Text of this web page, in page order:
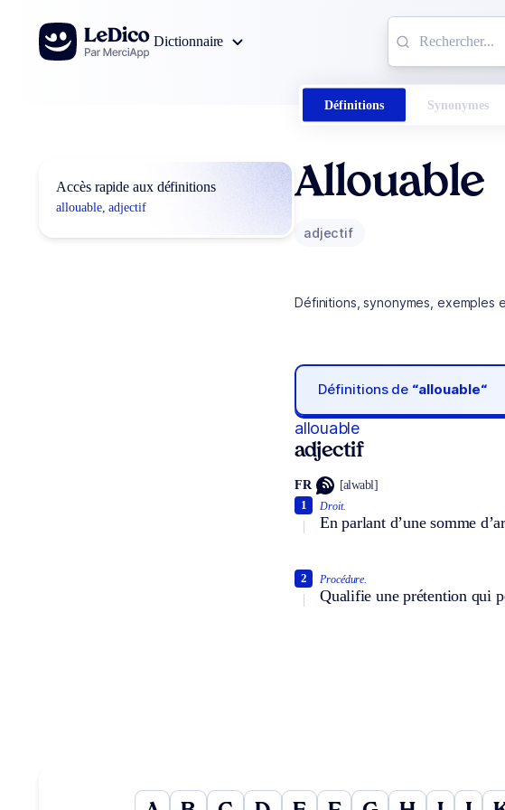
Aller au contenu
Dictionnaire
Définitions Synonymes
Accès rapide aux définitions
allouable, adjectif
Allouable
adjectif
Définitions, synonymes, exemples
Définitions de “allouable“
allouable
adjectif
FR [alwabl]
Droit.
En parlant d’une somme
1
Procédure.
Qualifie une prétention qui
2